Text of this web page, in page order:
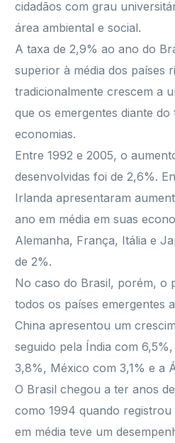
cidadãos com grau
área ambiental e social.
A taxa de 2,9% ao ano do
superior à média dos países
tradicionalmente crescem a
que os emergentes diante do
economias.
Entre 1992 e 2005, o
desenvolvidas foi de 2,6%.
Irlanda apresentaram
ano em média em suas
Alemanha, França, Itália e
de 2%.
No caso do Brasil, porém, o
todos os países emergentes
China apresentou um
seguido pela Índia com
3,8%, México com 3,1% e a
O Brasil chegou a ter anos
como 1994 quando
em média teve um